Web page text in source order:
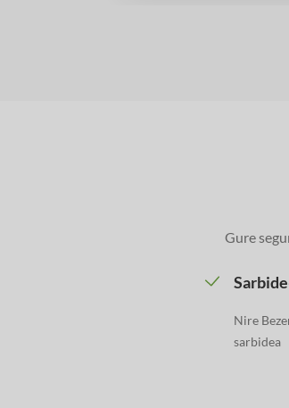
Gure
Nire
sarbidea